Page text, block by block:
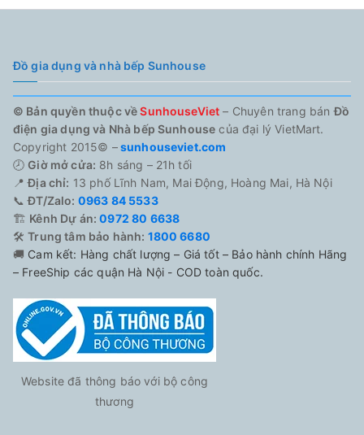
Đồ gia dụng và nhà bếp Sunhouse
© Bản quyền thuộc vềSunhouseViet – Chuyên trang bánĐồ
điện gia dụng và Nhà bếp Sunhouse của đại lý VietMart.
Copyright 2015© –sunhouseviet.com
🕗Giờ mở cửa: 8h sáng – 21h tối
📍Địa chỉ: 13 phố Lĩnh Nam, Mai Động, Hoàng Mai, Hà Nội
📞ĐT/Zalo: 0963 84 5533
🏗️ Kênh Dự án: 0972 80 6638
🛠️Trung tâm bảo hành: 1800 6680
🚚 Cam kết: Hàng chất lượng – Giá tốt – Bảo hành chính Hãng
– FreeShip các quận Hà Nội - COD toàn quốc.
Website đã thông báo với bộ công
thương